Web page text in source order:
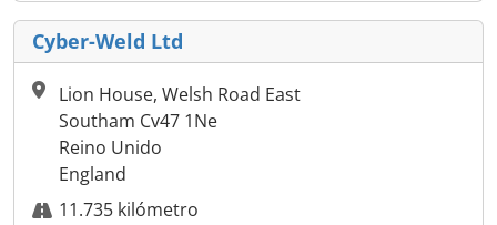
Cyber-Weld Ltd
Lion House, Welsh Road East
Southam Cv47 1Ne
Reino Unido
England
11.735 kilómetro